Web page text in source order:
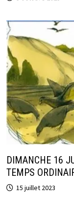
DIMANCHE 16
TEMPS
15 juillet 2023